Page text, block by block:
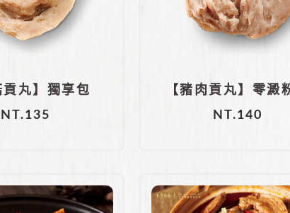
貢丸】獨享包
275g
NT.135
【豬肉貢丸】零澱
純豬後腿肉｜
NT.140